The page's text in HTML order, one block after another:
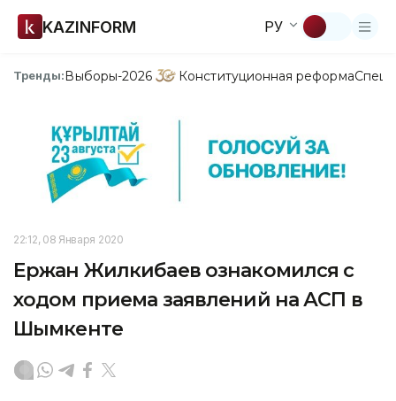
KAZINFORM РУ
Тренды:Выборы-2026 Конституционная реформа
22:12, 08 Января 2020
Ержан Жилкибаев ознакомился с
ходом приема заявлений на АСП в
Шымкенте